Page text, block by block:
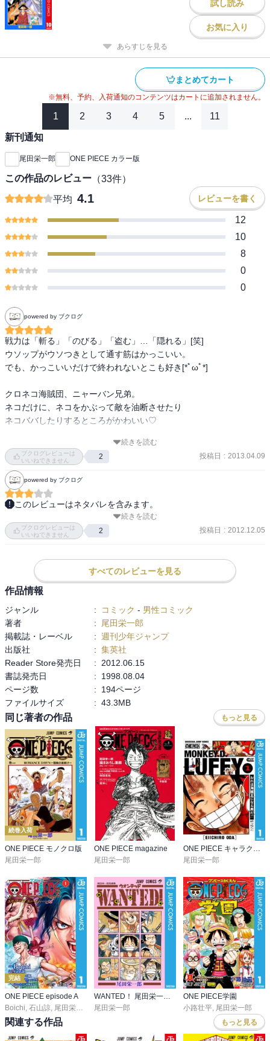
試し読み
お気に入り
あらすじを見る
まとめてカート
※無料、予約、入荷通知のコンテンツはカートに追加されません。
1 2 3 4 5 ... 11
新刊通知
尾田栄一郎 ONE PIECE カラー版
この作品のレビュー （33件）
平均 4.1 レビューを書く
12
10
8
0
0
powered by ブクログ
戦力は「斬る」「のびる」「盗む」…「隠れる」[笑]
ウソップがウソつきとして通す筋はかっこいい。
でも、かっこいいだけで終われないとこも好き[*ﾟωﾟ*]
クロネコ海賊団、ニャーバン兄弟。
ネコだけに、ネコをかぶって敵を油断させたり
ネコババしたりするところがかわいい♡
けど、かわいくない戦闘がこの先待ってるので
猫好きとしては複雑[´ﾛ`]屮
続きを読む
ブクログレビューは
いいねできません
2 投稿日 : 2013.04.09
powered by ブクログ
このレビューはネタバレを含みます。
だんだん、おもしろくなってきました。
でも、海賊がやってくるというのを誰も信じてくれなくて、
「どうして信じてくれないんだよお…。シクシク」で終わるわけじ
ゃなく、
「じゃあ俺がここで海賊を食い止めて、『やっぱりウソップの嘘だ
ったんだ』
ということにしてやる」というのがグッときました。
悪者も、いちいちキャラが濃くておもしろい。
続きを読む
ブクログレビューは
いいねできません
2 投稿日 : 2012.12.05
すべてのレビューを見る
作品情報
ジャンル : コミック - 男性コミック
著者
:
尾田栄一郎
掲載誌・レーベル
: 週刊少年ジャンプ
出版社
: 集英社
Reader Store発売日
:
2012.06.15
書誌発売日
:
1998.08.04
ページ数
:
194ページ
ファイルサイズ
: 43.3MB
同じ著者の作品 もっと見る
続巻入荷
ONE PIECE モノクロ版
尾田栄一郎
ONE PIECE magazine
尾田栄一郎
ONE PIECE キャラクターリミックス
尾田栄一郎
完結
ONE PIECE episode A
Boichi 石山諒 尾田栄一郎 ひなたしょう
尾田栄一郎
ONE PIECE学園
小路壮平 尾田栄一郎
関連する作品 もっと見る